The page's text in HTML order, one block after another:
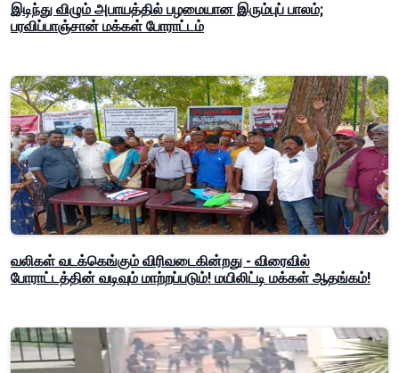
இடிந்து விழும் அபாயத்தில் பழமையான இரும்புப் பாலம்;
பரவிப்பாஞ்சான் மக்கள் போராட்டம்
வலிகள் வடக்கெங்கும் விரிவடைகின்றது - விரைவில்
போராட்டத்தின் வடிவும் மாற்றப்படும்! மயிலிட்டி மக்கள் ஆதங்கம்!